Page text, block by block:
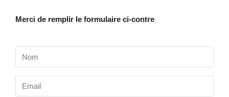
Merci de remplir le formulaire ci-contre